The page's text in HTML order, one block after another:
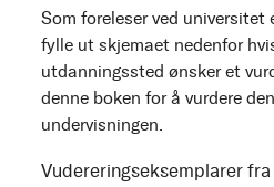
Som foreleser ved universitet
fylle ut skjemaet nedenfor
utdanningssted ønsker et
denne boken for å vurdere
undervisningen.
Vudereringseksemplarer